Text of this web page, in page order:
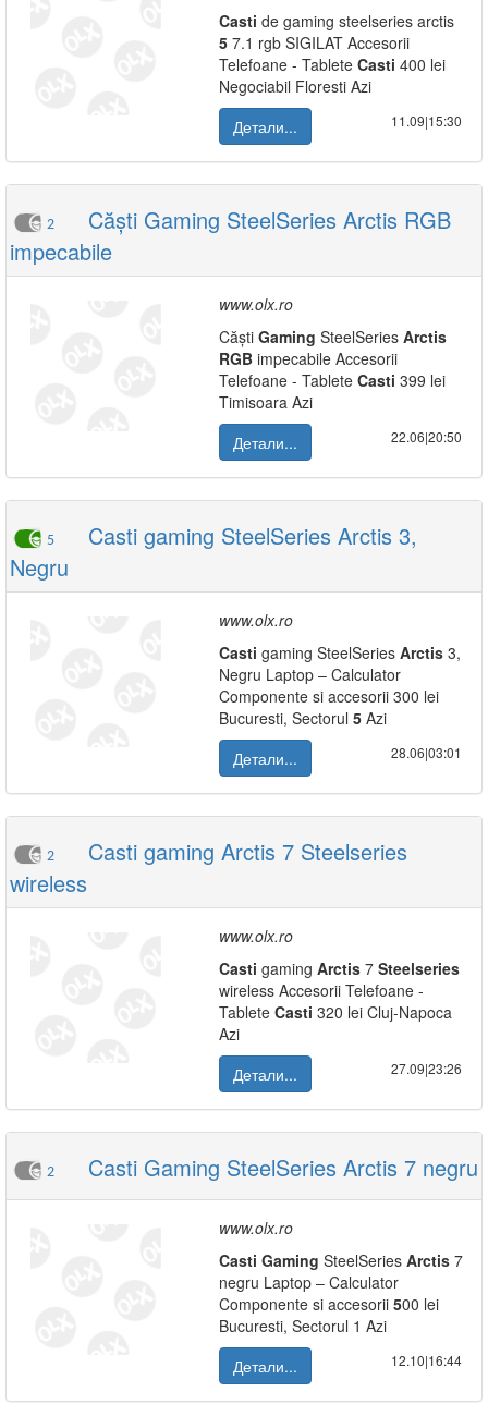
Casti de gaming steelseries arctis
5 7.1 rgb SIGILAT Accesorii
Telefoane - Tablete Casti 400 lei
Negociabil Floresti Azi
Детали...
11.09|15:30
2
Căști Gaming SteelSeries Arctis RGB
impecabile
www.olx.ro
Căști Gaming SteelSeries Arctis
RGB impecabile Accesorii
Telefoane - Tablete Casti 399 lei
Timisoara Azi
Детали...
22.06|20:50
5
Casti gaming SteelSeries Arctis 3,
Negru
www.olx.ro
Casti gaming SteelSeries Arctis 3,
Negru Laptop – Calculator
Componente si accesorii 300 lei
Bucuresti, Sectorul 5 Azi
Детали...
28.06|03:01
2
Casti gaming Arctis 7 Steelseries
wireless
www.olx.ro
Casti gaming Arctis 7 Steelseries
wireless Accesorii Telefoane -
Tablete Casti 320 lei Cluj-Napoca
Azi
Детали...
27.09|23:26
2 Casti Gaming SteelSeries Arctis 7 negru
www.olx.ro
Casti Gaming SteelSeries Arctis 7
negru Laptop – Calculator
Componente si accesorii 500 lei
Bucuresti, Sectorul 1 Azi
Детали...
12.10|16:44